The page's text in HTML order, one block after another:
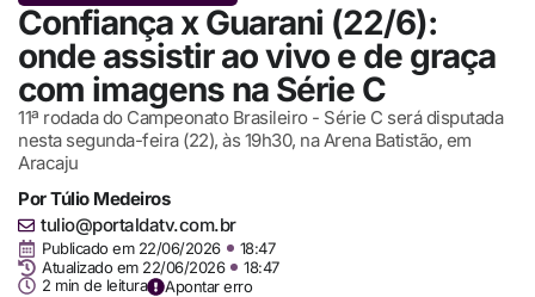
Confiança x Guarani (22/6):
onde assistir ao vivo e de graça
com imagens na Série C
11ª rodada do Campeonato Brasileiro - Série C será disputada
nesta segunda-feira (22), às 19h30, na Arena Batistão, em
Aracaju
PorTúlio Medeiros
tulio@portaldatv.com.br
Publicado em 22/06/2026
18:47
Atualizado em 22/06/2026
18:47
2 min de leitura
Apontar erro